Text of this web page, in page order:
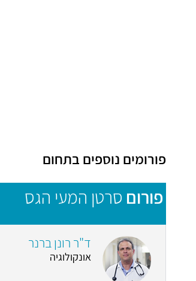
פורומים נוספים בתחום
פורום סרטן המעי הגס
ד"ר רונן ברנר
אונקולוגיה